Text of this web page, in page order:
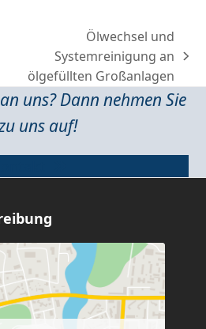
Ölwechsel und
Systemreinigung an
ölgefüllten Großanlagen
uns? Dann nehmen Sie
uns auf!